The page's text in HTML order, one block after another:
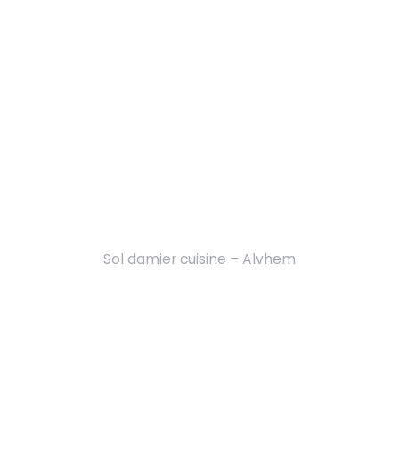
Sol damier cuisine – Alvhem